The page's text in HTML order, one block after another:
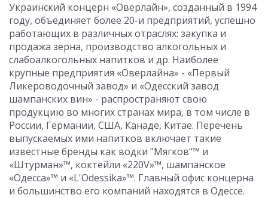
Украинский концерн «Оверлайн», созданный в 1994
году, объединяет более 20-и предприятий, успешно
работающих в различных отраслях: закупка и
продажа зерна, производство алкогольных и
слабоалкогольных напитков и др. Наиболее
крупные предприятия «Оверлайна» - «Первый
Ликероводочный завод» и «Одесский завод
шампанских вин» - распространяют свою
продукцию во многих странах мира, в том числе в
России, Германии, США, Канаде, Китае. Перечень
выпускаемых ими напитков включает такие
известные бренды как водки "Мягков"™ и
«Штурман»™, коктейли «220V»™, шампанское
«Одесса»™ и «L'Odessika»™. Главный офис концерна
и большинство его компаний находятся в Одессе.